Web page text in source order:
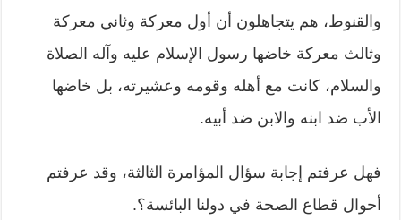
والقنوط، هم يتجاهلون أن أول معركة وثاني معركة
وثالث معركة خاضها رسول الإسلام عليه وآله الصلاة
والسلام، كانت مع أهله وقومه وعشيرته، بل خاضها
الأب ضد ابنه والابن ضد أبيه.
فهل عرفتم إجابة سؤال المؤامرة الثالثة، وقد عرفتم
أحوال قطاع الصحة في دولنا البائسة؟.